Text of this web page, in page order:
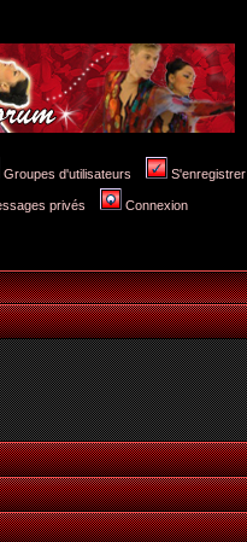
Groupes d'utilisateurs S'enregistrer
privés Connexion